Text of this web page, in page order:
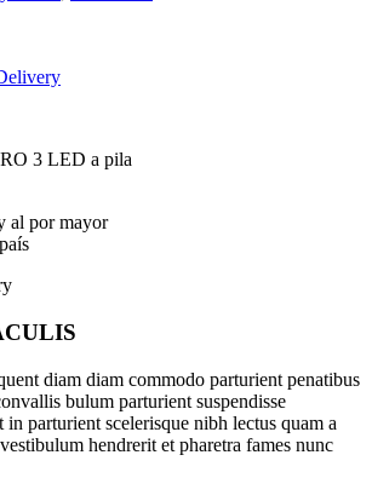
3 LED a pila
al por mayor
diam diam commodo parturient penatibus
bulum parturient suspendisse
in parturient scelerisque nibh lectus quam a
hendrerit et pharetra fames nunc